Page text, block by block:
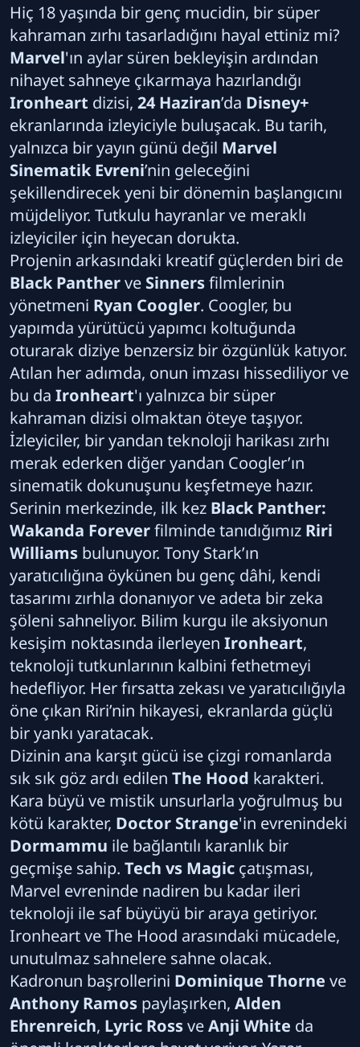
Hiç 18 yaşında bir genç mucidin, bir süper
kahraman zırhı tasarladığını hayal ettiniz mi?
Marvel'ın aylar süren bekleyişin ardından
nihayet sahneye çıkarmaya hazırlandığı
Ironheart dizisi, 24 Haziran’da Disney+
ekranlarında izleyiciyle buluşacak. Bu tarih,
yalnızca bir yayın günü değil Marvel
Sinematik Evreni’nin geleceğini
şekillendirecek yeni bir dönemin başlangıcını
müjdeliyor. Tutkulu hayranlar ve meraklı
izleyiciler için heyecan dorukta.
Projenin arkasındaki kreatif güçlerden biri de
Black Pantherve Sinnersfilmlerinin
yönetmeni Ryan Coogler. Coogler, bu
yapımda yürütücü yapımcı koltuğunda
oturarak diziye benzersiz bir özgünlük katıyor.
Atılan her adımda, onun imzası hissediliyor ve
bu da Ironheart'ı yalnızca bir süper
kahraman dizisi olmaktan öteye taşıyor.
İzleyiciler, bir yandan teknoloji harikası zırhı
merak ederken diğer yandan Coogler’ın
sinematik dokunuşunu keşfetmeye hazır.
Serinin merkezinde, ilk kez Black Panther:
Wakanda Foreverfilminde tanıdığımız Riri
Williams bulunuyor. Tony Stark’ın
yaratıcılığına öykünen bu genç dâhi, kendi
tasarımı zırhla donanıyor ve adeta bir zeka
şöleni sahneliyor. Bilim kurgu ile aksiyonun
kesişim noktasında ilerleyen Ironheart,
teknoloji tutkunlarının kalbini fethetmeyi
hedefliyor. Her fırsatta zekası ve yaratıcılığıyla
öne çıkan Riri’nin hikayesi, ekranlarda güçlü
bir yankı yaratacak.
Dizinin ana karşıt gücü ise çizgi romanlarda
sık sık göz ardı edilen The Hood karakteri.
Kara büyü ve mistik unsurlarla yoğrulmuş bu
kötü karakter, Doctor Strange'in evrenindeki
Dormammu ile bağlantılı karanlık bir
geçmişe sahip. Tech vs Magic çatışması,
Marvel evreninde nadiren bu kadar ileri
teknoloji ile saf büyüyü bir araya getiriyor.
Ironheart ve The Hood arasındaki mücadele,
unutulmaz sahnelere sahne olacak.
Kadronun başrollerini Dominique Thorne ve
Anthony Ramos paylaşırken, Alden
Ehrenreich, Lyric RossveAnji White da